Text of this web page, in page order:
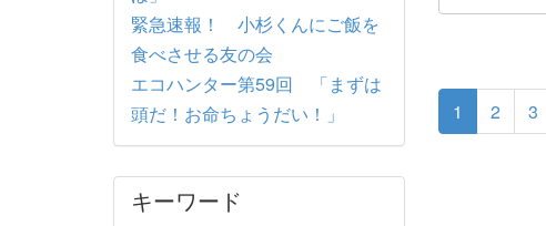
1 2 3
緊急速報！ 小杉くんにご飯を
食べさせる友の会
エコハンター第59回 「まずは
頭だ！お命ちょうだい！」
キーワード